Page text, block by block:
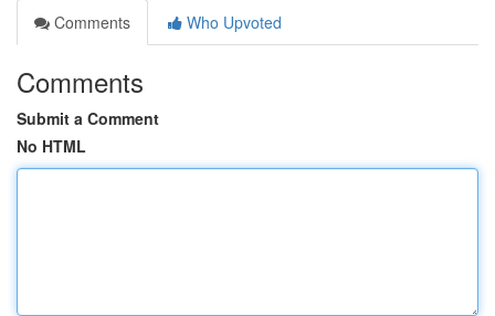
Comments
Who Upvoted
Comments
Submit a Comment
No HTML